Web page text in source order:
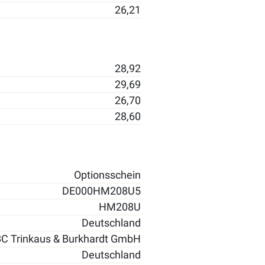
26,21
28,92
29,69
26,70
28,60
Optionsschein
DE000HM208U5
HM208U
Deutschland
Trinkaus & Burkhardt GmbH
Deutschland